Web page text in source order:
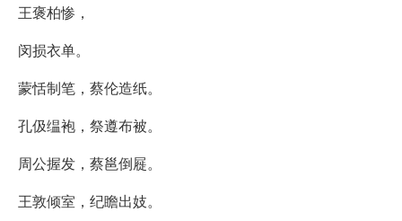
王褒柏惨，
闵损衣单。
蒙恬制笔，蔡伦造纸。
孔伋缊袍，祭遵布被。
周公握发，蔡邕倒屣。
王敦倾室，纪瞻出妓。